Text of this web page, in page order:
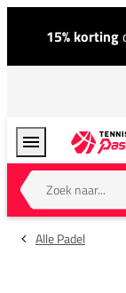
15% korting
Zoek naar...
Alle Padel